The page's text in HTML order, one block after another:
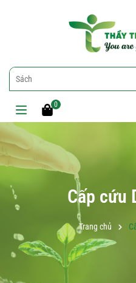
0
Cấp cứu
Trang chủ